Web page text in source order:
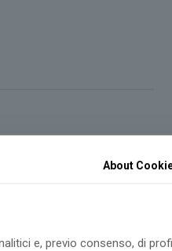
About
e, previo consenso, di